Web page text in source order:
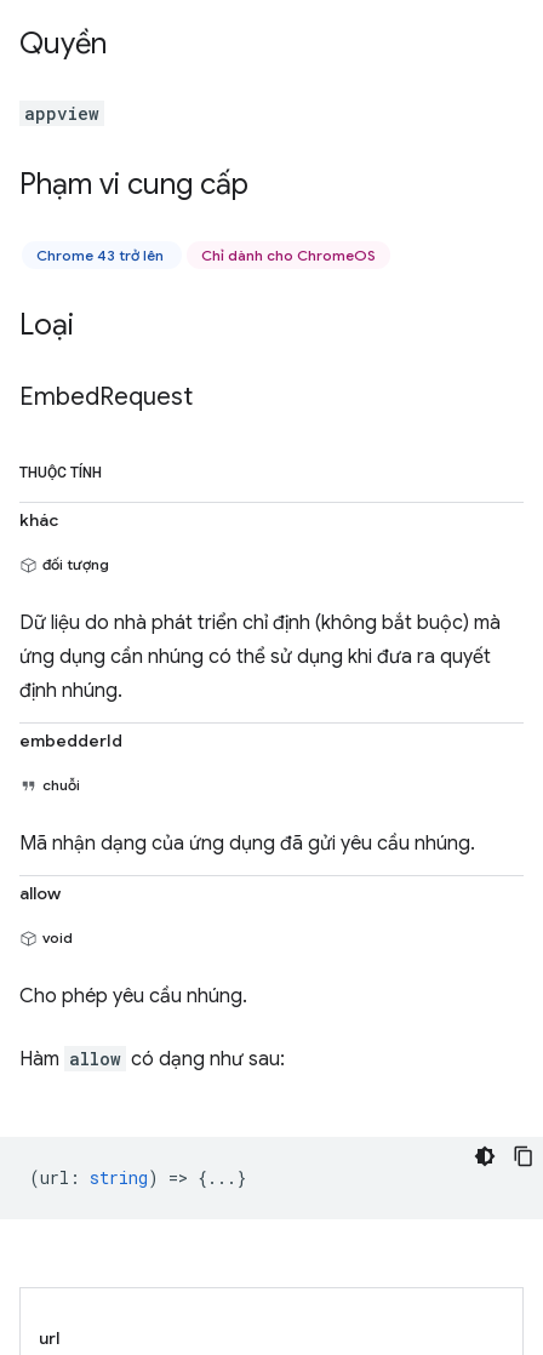
Quyền
appview
Phạm vi cung cấp
Chrome 43 trở lên Chỉ dành cho ChromeOS
Loại
EmbedRequest
THUỘC TÍNH
khác
đối tượng
Dữ liệu do nhà phát triển chỉ định (không bắt buộc) mà
ứng dụng cần nhúng có thể sử dụng khi đưa ra quyết
định nhúng.
embedderId
chuỗi
Mã nhận dạng của ứng dụng đã gửi yêu cầu nhúng.
allow
void
Cho phép yêu cầu nhúng.
Hàm allow có dạng như sau:
(url : string) => {...}
url